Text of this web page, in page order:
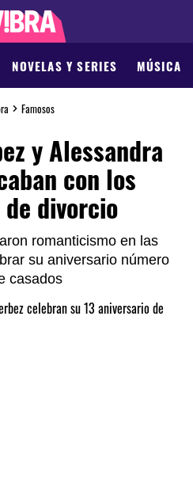
NOVELAS Y SERIES MÚSICA
Famosos
y Alessandra
con los
divorcio
romanticismo en las
su aniversario número
casados